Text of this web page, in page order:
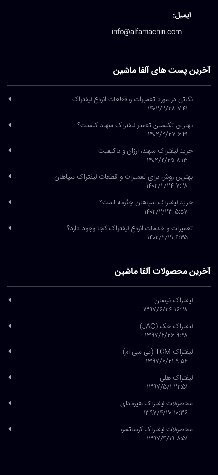
ایمیل:
info@alfamachin.com
آخرین پست های آلفا ماشین
نکاتی در مورد تعمیرات و قطعات انواع لیفتراک
۷:۴۱ ۱۴۰۲/۲/۲۸
بهترین تکنسین تعمیر لیفتراک سهند کیست؟
۶:۴۱ ۱۴۰۲/۲/۲۷
خرید لیفتراک سهند، ارزان و باکیفیت
۸:۱۳ ۱۴۰۲/۲/۲۵
بهترین روش برای تعمیرات و قطعات لیفتراک سپاهان
۷:۲۸ ۱۴۰۲/۲/۲۴
خرید لیفتراک سپاهان چگونه است؟
۵:۵۷ ۱۴۰۲/۲/۲۳
تعمیرات و خدمات انواع لیفتراک کجا وجود دارد؟
۶:۳۵ ۱۴۰۲/۲/۲۱
آخرین محصولات آلفا ماشین
لیفتراک نیسان
۱۶:۲۸ ۱۳۹۷/۶/۲۶
لیفتراک جک (JAC)
۹:۴۸ ۱۳۹۷/۶/۲۶
لیفتراک TCM (تی سی ام)
۹:۵۶ ۱۳۹۷/۶/۲۱
لیفتراک هلی
۲۲:۵۱ ۱۳۹۷/۵/۱
محصولات لیفتراک هیوندای
۱۰:۳۶ ۱۳۹۷/۴/۲۰
محصولات لیفتراک کوماتسو
۸:۵۱ ۱۳۹۷/۴/۱۹